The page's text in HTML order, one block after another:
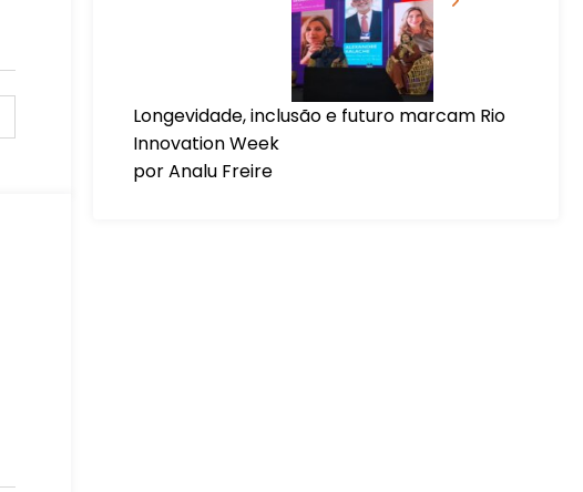
Longevidade, inclusão e futuro marcam Rio
Innovation Week
por Analu Freire